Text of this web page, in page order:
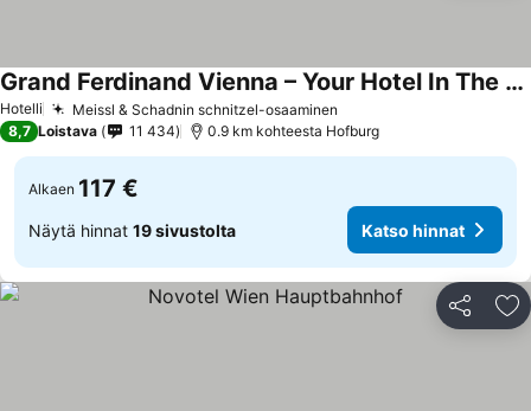
Hotelli Meissl & Schadnin schnitzel-osaaminen
Grand Ferdinand Vienna – Your Hotel In The City Center
8,7 Loistava 11 434 0.9 km kohteesta Hofburg
Alkaen 117 €
Näytä hinnat 19 sivustolta Katso hinnat
Jaa